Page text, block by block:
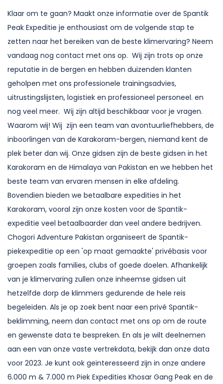
Klaar om te gaan? Maakt onze informatie over de Spantik
Peak Expeditie je enthousiast om de volgende stap te
zetten naar het bereiken van de beste klimervaring? Neem
vandaag nog contact met ons op. Wij zijn trots op onze
reputatie in de bergen en hebben duizenden klanten
geholpen met ons professionele trainingsadvies,
uitrustingslijsten, logistiek en professioneel personeel. en
nog veel meer. Wij zijn altijd beschikbaar voor je vragen.
Waarom wij! Wij zijn een team van avontuurliefhebbers, de
inboorlingen van de Karakoram-bergen, niemand kent de
plek beter dan wij. Onze gidsen zijn de beste gidsen in het
Karakoram en de Himalaya van Pakistan en we hebben het
beste team van ervaren mensen in elke afdeling.
Bovendien bieden we betaalbare expedities in het
Karakoram, vooral zijn onze kosten voor de Spantik-
expeditie veel betaalbaarder dan veel andere bedrijven.
Chogori Adventure Pakistan organiseert de Spantik-
piekexpeditie op een 'op maat gemaakte' privébasis voor
groepen zoals families, clubs of goede doelen. Afhankelijk
van je klimervaring zullen onze inheemse gidsen uit
hetzelfde dorp de klimmers gedurende de hele reis
begeleiden. Als je op zoek bent naar een privé Spantik-
beklimming, neem dan contact met ons op om de route
en gewenste data te bespreken. En als je wilt deelnemen
aan een van onze vaste vertrekdata, bekijk dan onze data
voor 2023. Je kunt ook geïnteresseerd zijn in onze andere
6.000 m & 7.000 m Piek Expedities Khosar Gang Peak en de